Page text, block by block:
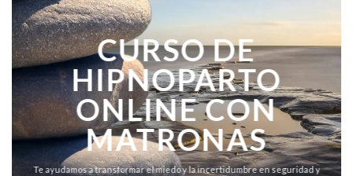
CURSO DE
HIPNOPARTO
ONLINE CON
MATRONAS
Te ayudamos a transformar el miedo y la incertidumbre en seguridad y